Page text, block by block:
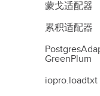
蒙戈适配器
累积适配器
GreenPlum
iopro.loadtxt